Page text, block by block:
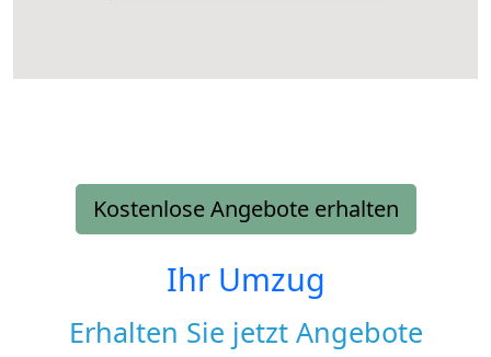
Kostenlose Angebote erhalten
Ihr Umzug
Erhalten Sie jetzt Angebote